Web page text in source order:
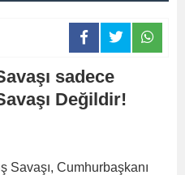
sadece
Değildir!
Savaşı, Cumhurbaşkanı